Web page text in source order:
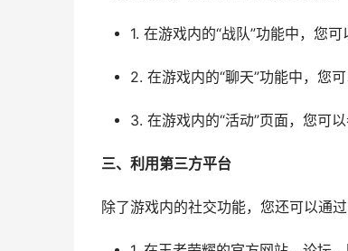
1. 在游戏内的“战队”功能中，您
2. 在游戏内的“聊天”功能中，您
3. 在游戏内的“活动”页面，您可
三、利用第三方平台
除了游戏内的社交功能，您还可以通